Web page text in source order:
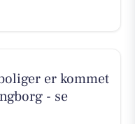
er kommet
- se